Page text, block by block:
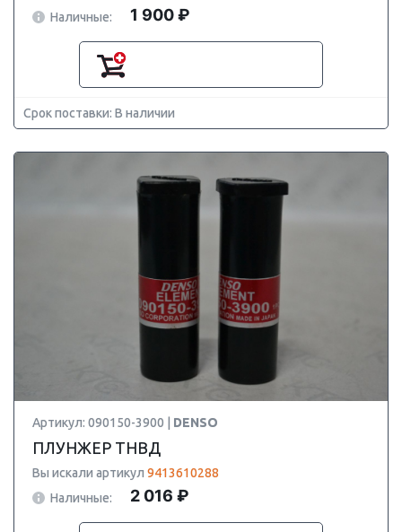
Наличные:
1 900 ₽
Срок поставки: В наличии
Артикул: 090150-3900 | DENSO
ПЛУНЖЕР ТНВД
Вы искали артикул 9413610288
Наличные:
2 016 ₽